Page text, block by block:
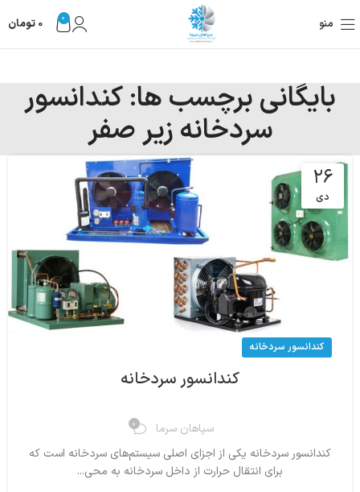
منو 0
0 تومان
بایگانی برچسب ها: کندانسور
سردخانه زیر صفر
۲۶
دی
کندانسور سردخانه
کندانسور سردخانه
سپاهان سرما 0
کندانسور سردخانه یکی از اجزای اصلی سیستم‌های سردخانه است که
برای انتقال حرارت از داخل سردخانه به محی...